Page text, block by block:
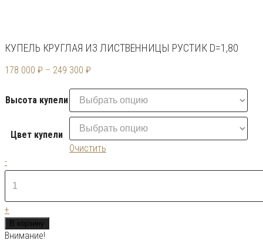
КУПЕЛЬ КРУГЛАЯ ИЗ ЛИСТВЕННИЦЫ РУСТИК D=1,80
178 000 ₽ – 249 300 ₽
Высота купели
Цвет купели
Очистить
Количество
товара
Купель
круглая
из
лиственницы
-
+
В корзину
Внимание!